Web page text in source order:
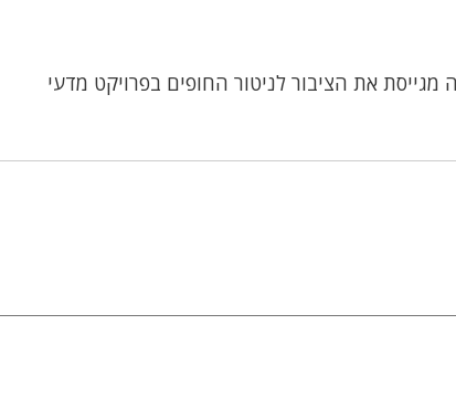
מגייסת את הציבור לניטור החופים בפרויקט מדעי